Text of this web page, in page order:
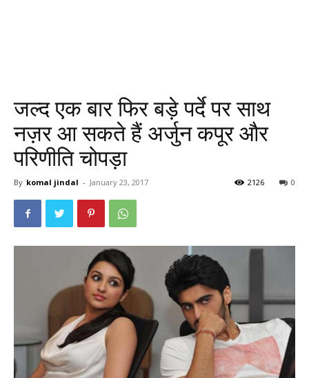
जल्द एक बार फिर बड़े पर्दे पर साथ
नज़र आ सकते हैं अर्जुन कपूर और
परिणीति चोपड़ा
By komal jindal - January 23, 2017 0
2126